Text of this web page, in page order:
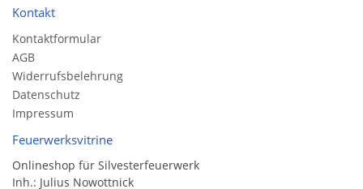
Kontakt
Kontaktformular
AGB
Widerrufsbelehrung
Datenschutz
Impressum
Feuerwerksvitrine
Onlineshop für Silvesterfeuerwerk
Inh.: Julius Nowottnick